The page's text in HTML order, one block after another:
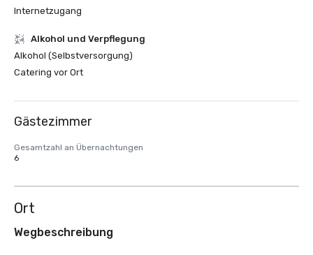
Internetzugang
‪Alkohol‬ und Verpflegung
Alkohol (Selbstversorgung)
Catering vor Ort
Gästezimmer
Gesamtzahl an Übernachtungen
6
Ort
Wegbeschreibung